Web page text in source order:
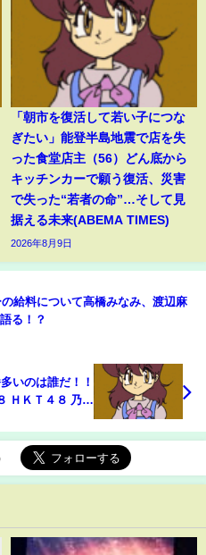
「朝市を復活して若い子につな
ぎたい」能登半島地震で店を失
った食堂店主（56）どん底から
キッチンカーで願う復活、災害
で失った“若者の命”…そして見
据える未来(ABEMA TIMES)
2026年8月9日
給料について高橋みなみ、渡辺麻
る！？
いのは誰だ！！
ＨＫＴ４８ 乃木